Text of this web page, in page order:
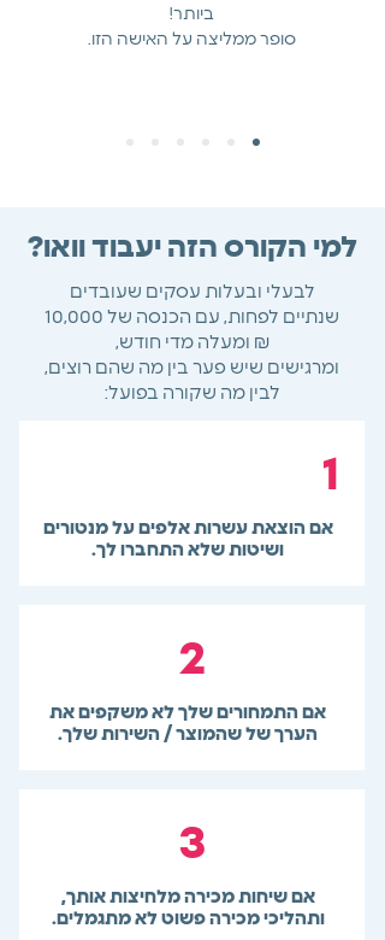
ביותר!
סופר ממליצה על האישה הזו.
למי הקורס הזה יעבוד וואו?
לבעלי ובעלות עסקים שעובדים
שנתיים לפחות, עם הכנסה של 10,000
₪ ומעלה מדי חודש,
ומרגישים שיש פער בין מה שהם רוצים,
לבין מה שקורה בפועל:
אם הוצאת עשרות אלפים על מנטורים
ושיטות שלא התחברו לך.
1
אם התמחורים שלך לא משקפים את
הערך של שהמוצר / השירות שלך.
2
אם שיחות מכירה מלחיצות אותך,
ותהליכי מכירה פשוט לא מתגמלים.
3